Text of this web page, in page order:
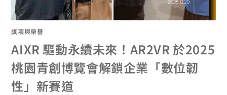
獎項與榮譽
AIXR 驅動永續未來！AR2VR 於2025
桃園青創博覽會解鎖企業「數位韌
性」新賽道